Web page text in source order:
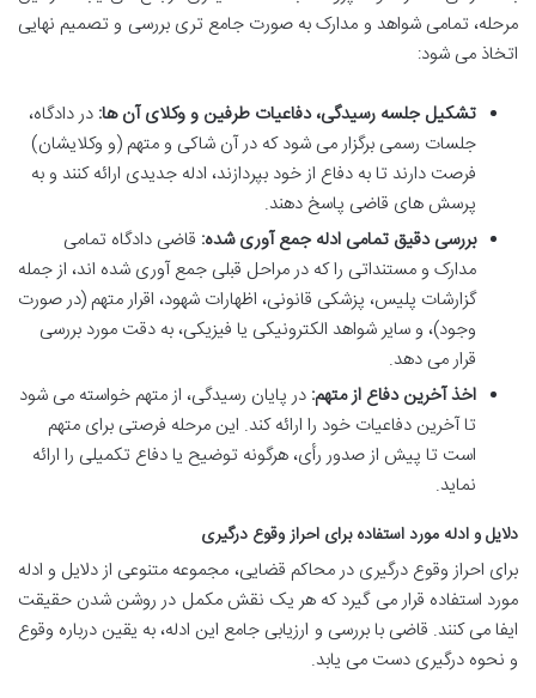
مرحله، تمامی شواهد و مدارک به صورت جامع تری بررسی و تصمیم نهایی
اتخاذ می شود:
تشکیل جلسه رسیدگی، دفاعیات طرفین و وکلای آن ها: در دادگاه،
جلسات رسمی برگزار می شود که در آن شاکی و متهم (و وکلایشان)
فرصت دارند تا به دفاع از خود بپردازند، ادله جدیدی ارائه کنند و به
پرسش های قاضی پاسخ دهند.
بررسی دقیق تمامی ادله جمع آوری شده: قاضی دادگاه تمامی
مدارک و مستنداتی را که در مراحل قبلی جمع آوری شده اند، از جمله
گزارشات پلیس، پزشکی قانونی، اظهارات شهود، اقرار متهم (در صورت
وجود)، و سایر شواهد الکترونیکی یا فیزیکی، به دقت مورد بررسی
قرار می دهد.
اخذ آخرین دفاع از متهم: در پایان رسیدگی، از متهم خواسته می شود
تا آخرین دفاعیات خود را ارائه کند. این مرحله فرصتی برای متهم
است تا پیش از صدور رأی، هرگونه توضیح یا دفاع تکمیلی را ارائه
نماید.
دلایل و ادله مورد استفاده برای احراز وقوع درگیری
برای احراز وقوع درگیری در محاکم قضایی، مجموعه متنوعی از دلایل و ادله
مورد استفاده قرار می گیرد که هر یک نقش مکمل در روشن شدن حقیقت
ایفا می کنند. قاضی با بررسی و ارزیابی جامع این ادله، به یقین درباره وقوع
و نحوه درگیری دست می یابد.